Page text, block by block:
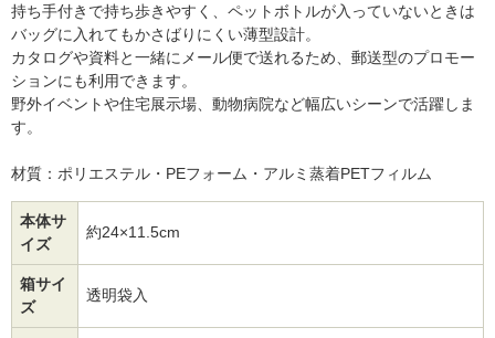
持ち手付きで持ち歩きやすく、ペットボトルが入っていないときは
バッグに入れてもかさばりにくい薄型設計。
カタログや資料と一緒にメール便で送れるため、郵送型のプロモー
ションにも利用できます。
野外イベントや住宅展示場、動物病院など幅広いシーンで活躍しま
す。
材質：ポリエステル・PEフォーム・アルミ蒸着PETフィルム
本体サ
イズ
約24×11.5cm
箱サイ
ズ
透明袋入